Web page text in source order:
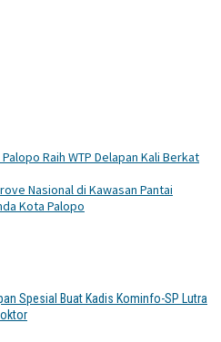
Raih WTP Delapan Kali Berkat
Nasional di Kawasan Pantai
Kota Palopo
Spesial Buat Kadis Kominfo-SP Lutra